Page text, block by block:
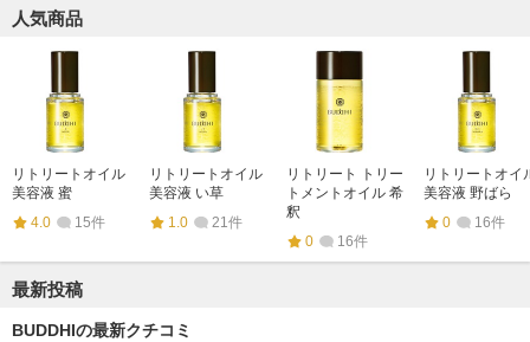
人気商品
リトリートオイル
美容液 蜜
4.0
15件
リトリートオイル
美容液 い草
1.0
21件
リトリート トリー
トメントオイル 希
釈
0
16件
リトリートオイ
美容液 野ばら
0
16件
最新投稿
BUDDHIの最新クチコミ